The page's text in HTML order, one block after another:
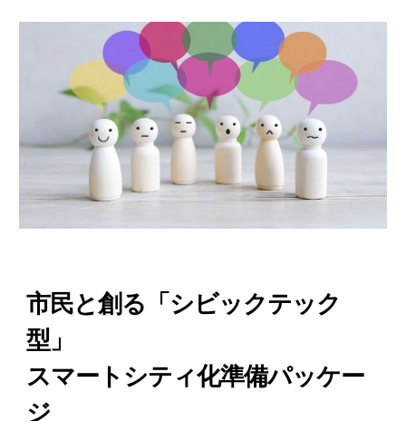
市民と創る「シビックテック
型」
スマートシティ化準備パッケー
ジ